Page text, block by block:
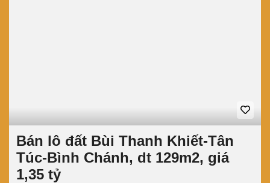
Bán lô đất Bùi Thanh Khiết-Tân
Túc-Bình Chánh, dt 129m2, giá
1,35 tỷ